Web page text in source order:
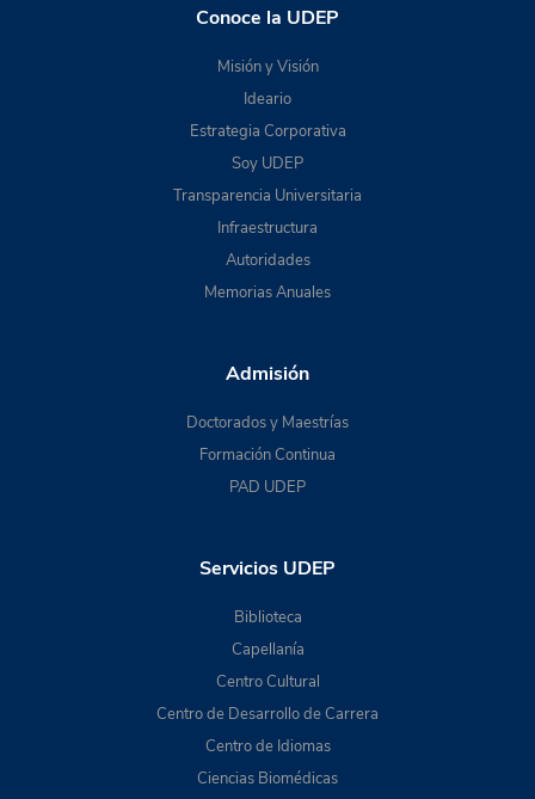
Conoce la UDEP
Misión y Visión
Ideario
Estrategia Corporativa
Soy UDEP
Transparencia Universitaria
Infraestructura
Autoridades
Memorias Anuales
Admisión
Doctorados y Maestrías
Formación Continua
PAD UDEP
Servicios UDEP
Biblioteca
Capellanía
Centro Cultural
Centro de Desarrollo de Carrera
Centro de Idiomas
Ciencias Biomédicas